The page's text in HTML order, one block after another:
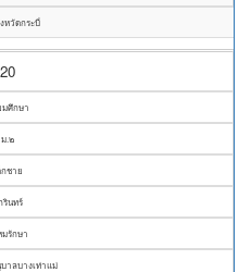
หวัดกระบี่
20
มศึกษา
ม.๒
กชาย
รินทร์
มรักษา
บาลบางเท่าแม่